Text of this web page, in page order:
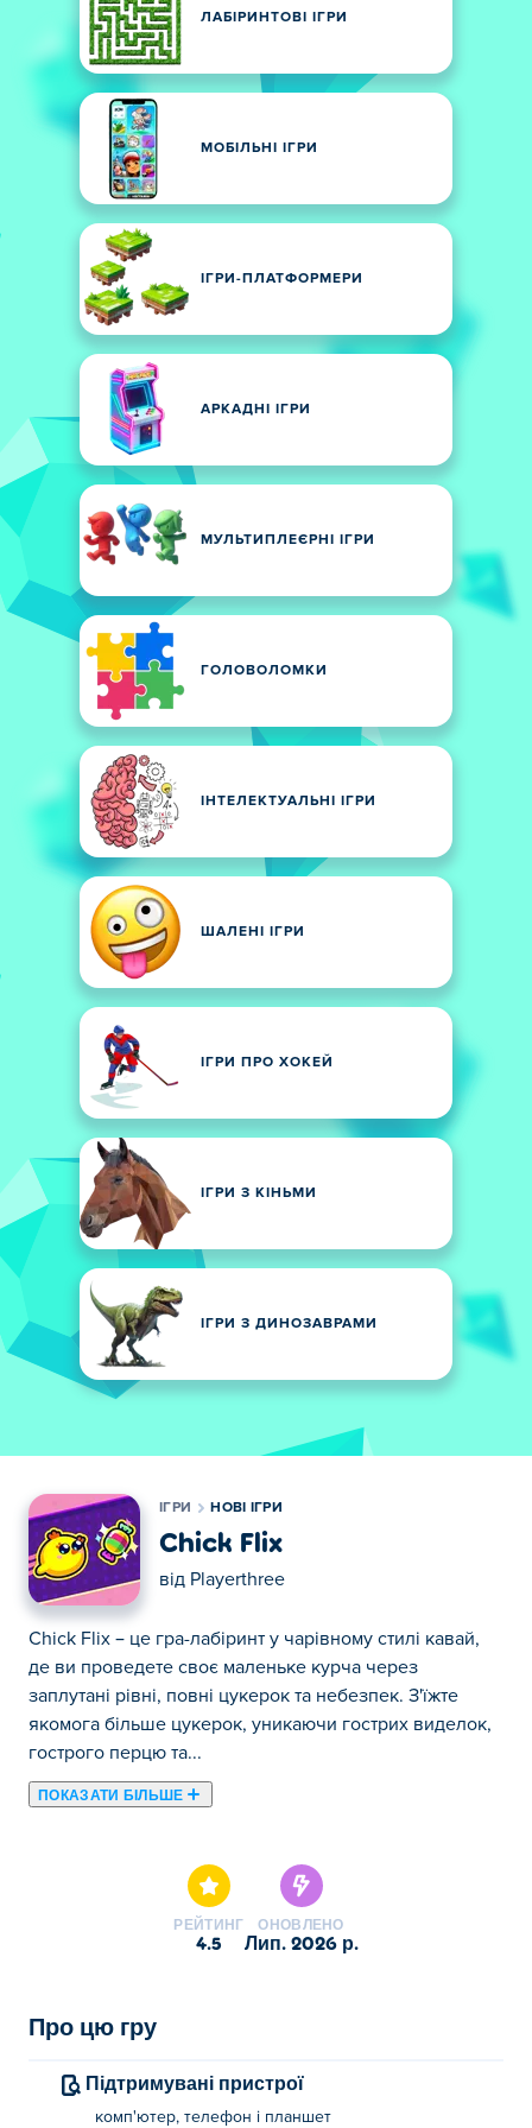
ЛАБІРИНТОВІ ІГРИ
МОБІЛЬНІ ІГРИ
ІГРИ-ПЛАТФОРМЕРИ
АРКАДНІ ІГРИ
МУЛЬТИПЛЕЄРНІ ІГРИ
ГОЛОВОЛОМКИ
ІНТЕЛЕКТУАЛЬНІ ІГРИ
ШАЛЕНІ ІГРИ
ІГРИ ПРО ХОКЕЙ
ІГРИ З КІНЬМИ
ІГРИ З ДИНОЗАВРАМИ
ІГРИ НОВІ ІГРИ
Chick Flix
від Playerthree
Chick Flix – це гра-лабіринт у чарівному стилі кавай,
де ви проведете своє маленьке курча через
заплутані рівні, повні цукерок та небезпек. З'їжте
якомога більше цукерок, уникаючи гострих виделок,
гострого перцю та...
ПОКАЗАТИ БІЛЬШЕ
заплутані рівні, повні цукерок та небезпек. З'їжте
якомога більше цукерок, уникаючи гострих виделок,
гострого перцю та всього іншого, що може зіпсувати
стає складнішим, але нагороди стають все милішими.
Як грати в Чік Флікс?
РЕЙТИНГ
4.5
ОНОВЛЕНО
лип. 2026 р.
Про цю гру
Підтримувані пристрої
комп'ютер, телефон і планшет